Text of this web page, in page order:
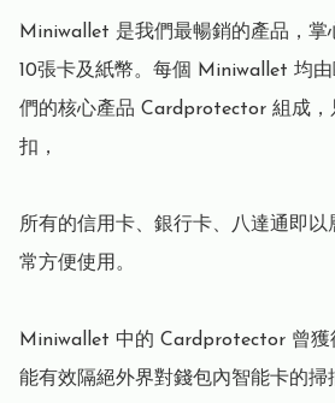
Miniwallet 是我們最暢銷的產品，掌
10張卡及紙幣。每個 Miniwallet 均
們的核心產品 Cardprotector 組成，
扣，
所有的信用卡、銀行卡、八達通即
常方便使用。
Miniwallet 中的 Cardprotector 曾獲
能有效隔絕外界對錢包內智能卡的掃